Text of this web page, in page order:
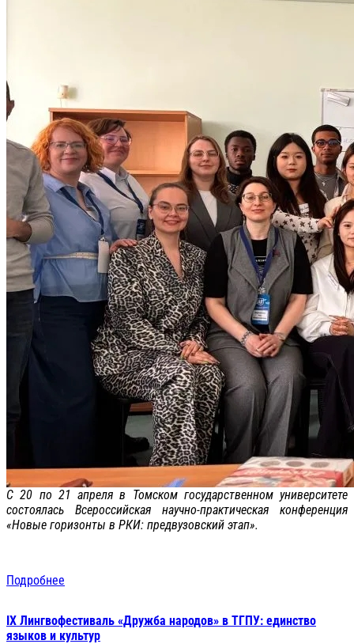
С 20 по 21 апреля в Томском государственном университете
состоялась Всероссийская научно-практическая конференция
«Новые горизонты в РКИ: предвузовский этап».
Подробнее
IX Лингвофестиваль «Дружба народов» в ТГПУ: единство
языков и культур